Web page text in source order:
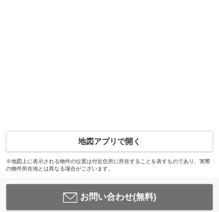
地図アプリで開く
※地図上に表示される物件の位置は付近住所に所在することを表すものであり、実際
の物件所在地とは異なる場合がございます。
お問い合わせ(無料)